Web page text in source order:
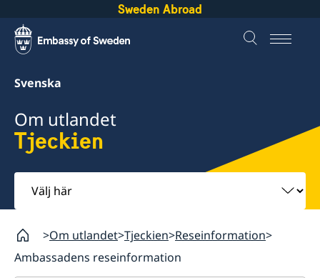
Sweden Abroad
Svenska
Om utlandet
Tjeckien
Välj
här
Om utlandet Tjeckien Reseinformation
Ambassadens reseinformation